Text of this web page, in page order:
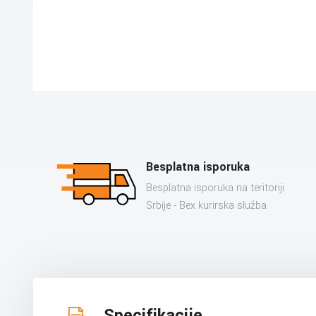
Besplatna isporuka
Besplatna isporuka na teritoriji
Srbije - Bex kurirska služba